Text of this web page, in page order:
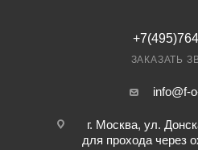
ЗАКАЗАТЬ
info@f-
г. Москва, ул.
для прохода через